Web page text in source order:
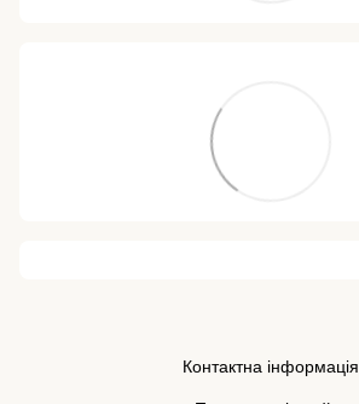
Контактна інформація